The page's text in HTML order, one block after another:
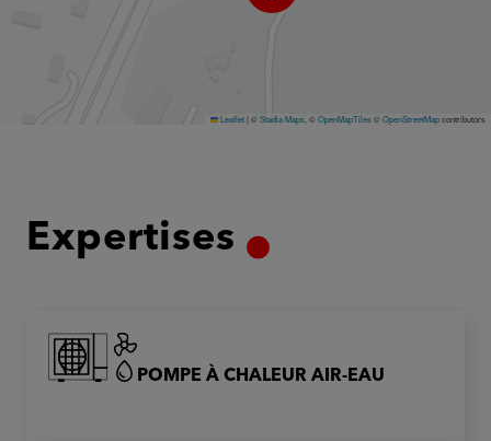
Leaflet| ©Stadia Maps , ©OpenMapTiles©OpenStreetMapcontributors
Expertises
POMPE À CHALEUR AIR-EAU